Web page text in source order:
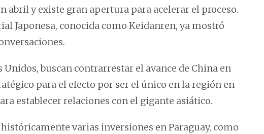
abril y existe gran apertura para acelerar el proceso.
Japonesa, conocida como Keidanren, ya mostró
Unidos, buscan contrarrestar el avance de China en
para el efecto por ser el único en la región en
establecer relaciones con el gigante asiático.
varias inversiones en Paraguay, como